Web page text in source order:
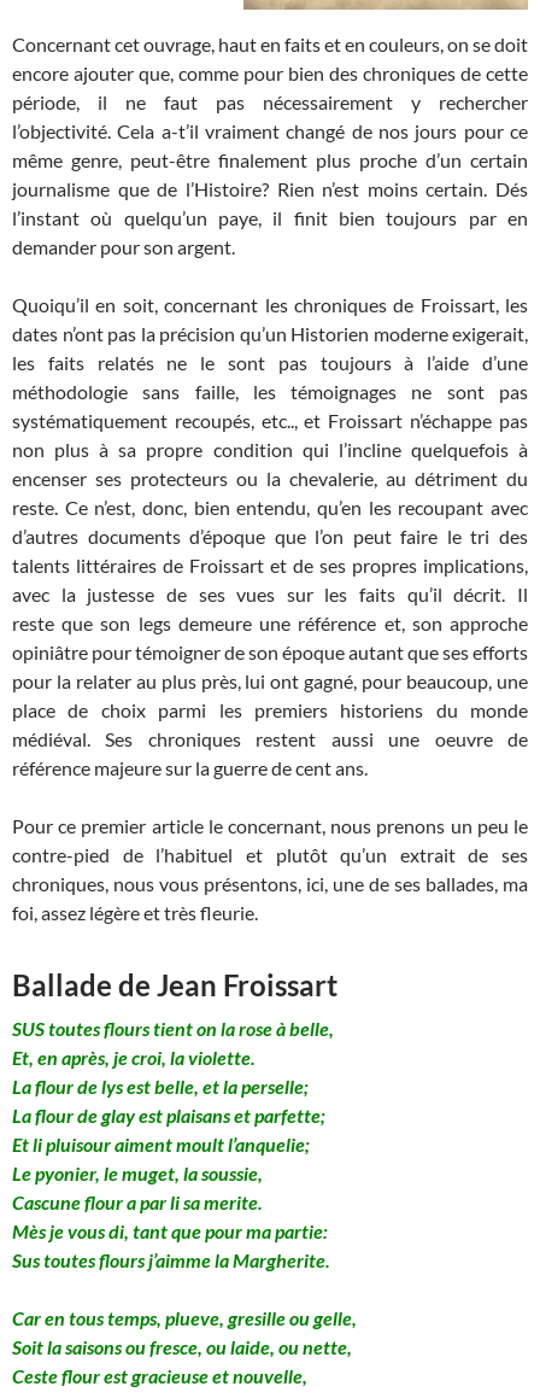
Concernant cet ouvrage, haut en faits et en couleurs, on se doit
encore ajouter que, comme pour bien des chroniques de cette
période, il ne faut pas nécessairement y rechercher
l’objectivité. Cela a-t’il vraiment changé de nos jours pour ce
même genre, peut-être finalement plus proche d’un certain
journalisme que de l’Histoire? Rien n’est moins certain. Dés
l’instant où quelqu’un paye, il finit bien toujours par en
demander pour son argent.
Quoiqu’il en soit, concernant les chroniques de Froissart, les
dates n’ont pas la précision qu’un Historien moderne exigerait,
les faits relatés ne le sont pas toujours à l’aide d’une
méthodologie sans faille, les témoignages ne sont pas
systématiquement recoupés, etc.., et Froissart n’échappe pas
non plus à sa propre condition qui l’incline quelquefois à
encenser ses protecteurs ou la chevalerie, au détriment du
reste. Ce n’est, donc, bien entendu, qu’en les recoupant avec
d’autres documents d’époque que l’on peut faire le tri des
talents littéraires de Froissart et de ses propres implications,
avec la justesse de ses vues sur les faits qu’il décrit. Il
reste que son legs demeure une référence et, son approche
opiniâtre pour témoigner de son époque autant que ses efforts
pour la relater au plus près, lui ont gagné, pour beaucoup, une
place de choix parmi les premiers historiens du monde
médiéval. Ses chroniques restent aussi une oeuvre de
référence majeure sur la guerre de cent ans.
Pour ce premier article le concernant, nous prenons un peu le
contre-pied de l’habituel et plutôt qu’un extrait de ses
chroniques, nous vous présentons, ici, une de ses ballades, ma
foi, assez légère et très fleurie.
Ballade de Jean Froissart
SUS toutes flours tient on la rose à belle,
Et, en après, je croi, la violette.
La flour de lys est belle, et la perselle;
La flour de glay est plaisans et parfette;
Et li pluisour aiment moult l’anquelie;
Le pyonier, le muget, la soussie,
Cascune flour a par li sa merite.
Mès je vous di, tant que pour ma partie:
Sus toutes flours j’aimme la Margherite.
Car en tous temps, plueve, gresille ou gelle,
Soit la saisons ou fresce, ou laide, ou nette,
Ceste flour est gracieuse et nouvelle,